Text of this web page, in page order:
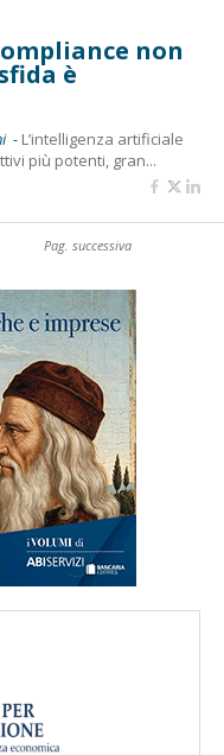
non
è
- L’intelligenza artificiale
più potenti, gran...
Pag. successiva